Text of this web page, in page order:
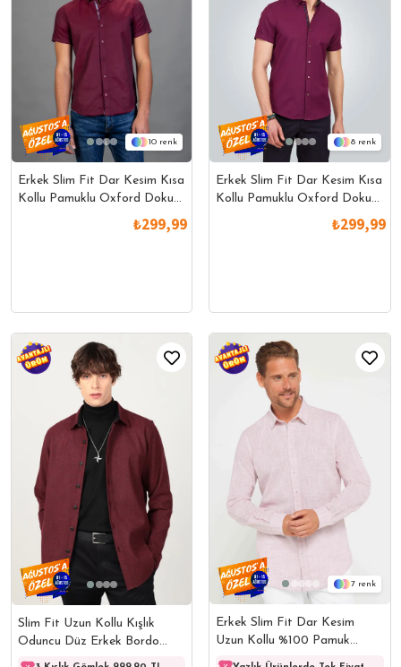
10
Erkek Slim Fit Dar Kesim Kısa
Kollu Pamuklu Oxford Doku
Kolay Ütülenebilir Bordo
Düğmeli Yaka Gömlek₺299,99
8
Erkek Slim Fit Dar Kesim Kısa
Kollu Pamuklu Oxford Doku
Kolay Ütülenebilir Bordo
Düğmeli Yaka Gömlek₺299,99
Slim Fit Uzun Kollu Kışlık
Oduncu Düz Erkek Bordo
Gömlek
7
Erkek Slim Fit Dar Kesim
Uzun Kollu %100 Pamuk
Keten Doku Apoletli Bordo